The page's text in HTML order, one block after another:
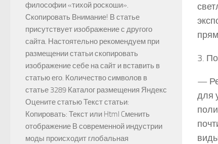
3.
—
для
философии «тихой роскоши».
Скопировать Внимание! В статье
присутствует изображение с другого
сайта. Настоятельно рекомендуем при
размещении статьи скопировать
изображение себе на сайт и вставить в
статью его. Количество символов в
статье 3289 Каталог размещения Яндекс
Оцените статью Текст статьи:
Копировать: Текст или Html Cменить
отображение В современной индустрии
моды происходит глобальная